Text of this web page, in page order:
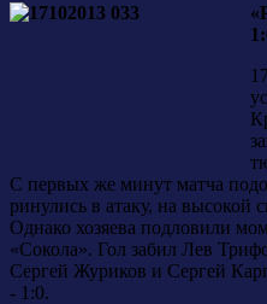
С первых же минут матча
ринулись в атаку, на высокой
Однако хозяева подловили
«Сокола». Гол забил Лев
Сергей Журиков и Сергей
- 1:0.